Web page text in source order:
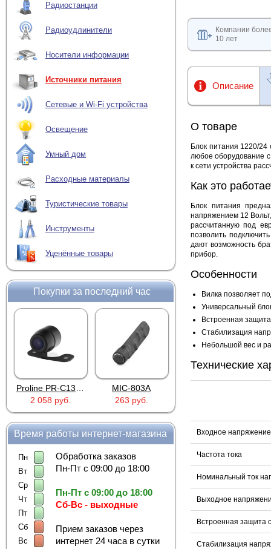
Радиостанции
Радиоудлинители
Носители информации
Источники питания
Сетевые и Wi-Fi устройства
Освещение
Умный дом
Расходные материалы
Туристические товары
Инструменты
Уценённые товары
Покупки за последний час
2 058 руб.
MIC-803A
263 руб.
Время работы интернет-магазина
Пн
Вт
Ср
Чт
Пт
Сб
Вс
Обработка заказов
Пн-Пт с 09:00 до 18:00
Пн-Пт с 09:00 до 18:00
Сб-Вс - выходные
Прием заказов через
интернет 24 часа в сутки
Компании
10 лет
Описание
О товаре
Блок питания 1220/
любое оборудование
к сети устройства
Как это
Блок питания
напряжением 12
рассчитанную под
позволить
дают возможность
прибор.
Особенности
Вилка позволяет
Универсальный
Встроенная
Стабилизация
Небольшой вес и
Технические
Входное напряжение
Частота тока
Номинальный ток
Выходное
Встроенная защита
Стабилизация